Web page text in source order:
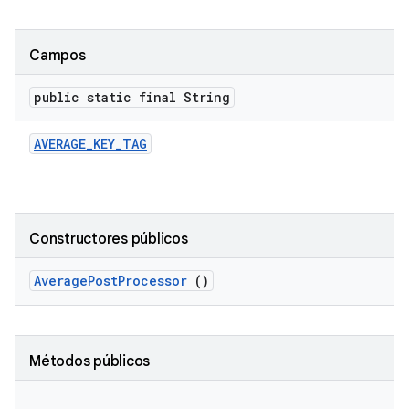
Campos
public static final String
AVERAGE_KEY_TAG
Constructores públicos
AveragePostProcessor ()
Métodos públicos